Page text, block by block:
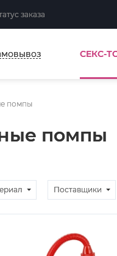
заказа
СЕКС-
помпы
помпы
Поставщики